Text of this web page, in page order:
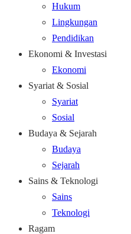
Hukum
Lingkungan
Pendidikan
Ekonomi & Investasi
Ekonomi
Syariat & Sosial
Syariat
Sosial
Budaya & Sejarah
Budaya
Sejarah
Sains & Teknologi
Sains
Teknologi
Ragam